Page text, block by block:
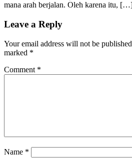
mana arah berjalan. Oleh karena itu,
Leave a Reply
Your email address will not be
marked *
Comment *
Name *